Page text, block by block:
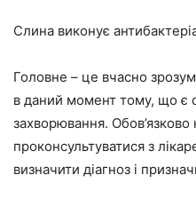
Слина виконує
Головне – це вчасно
в даний момент тому, що є
захворювання. Обов’язково
проконсультуватися з
визначити діагноз і